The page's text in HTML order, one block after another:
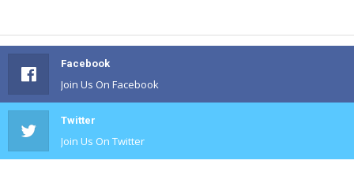
Facebook
Join Us On Facebook
Twitter
Join Us On Twitter